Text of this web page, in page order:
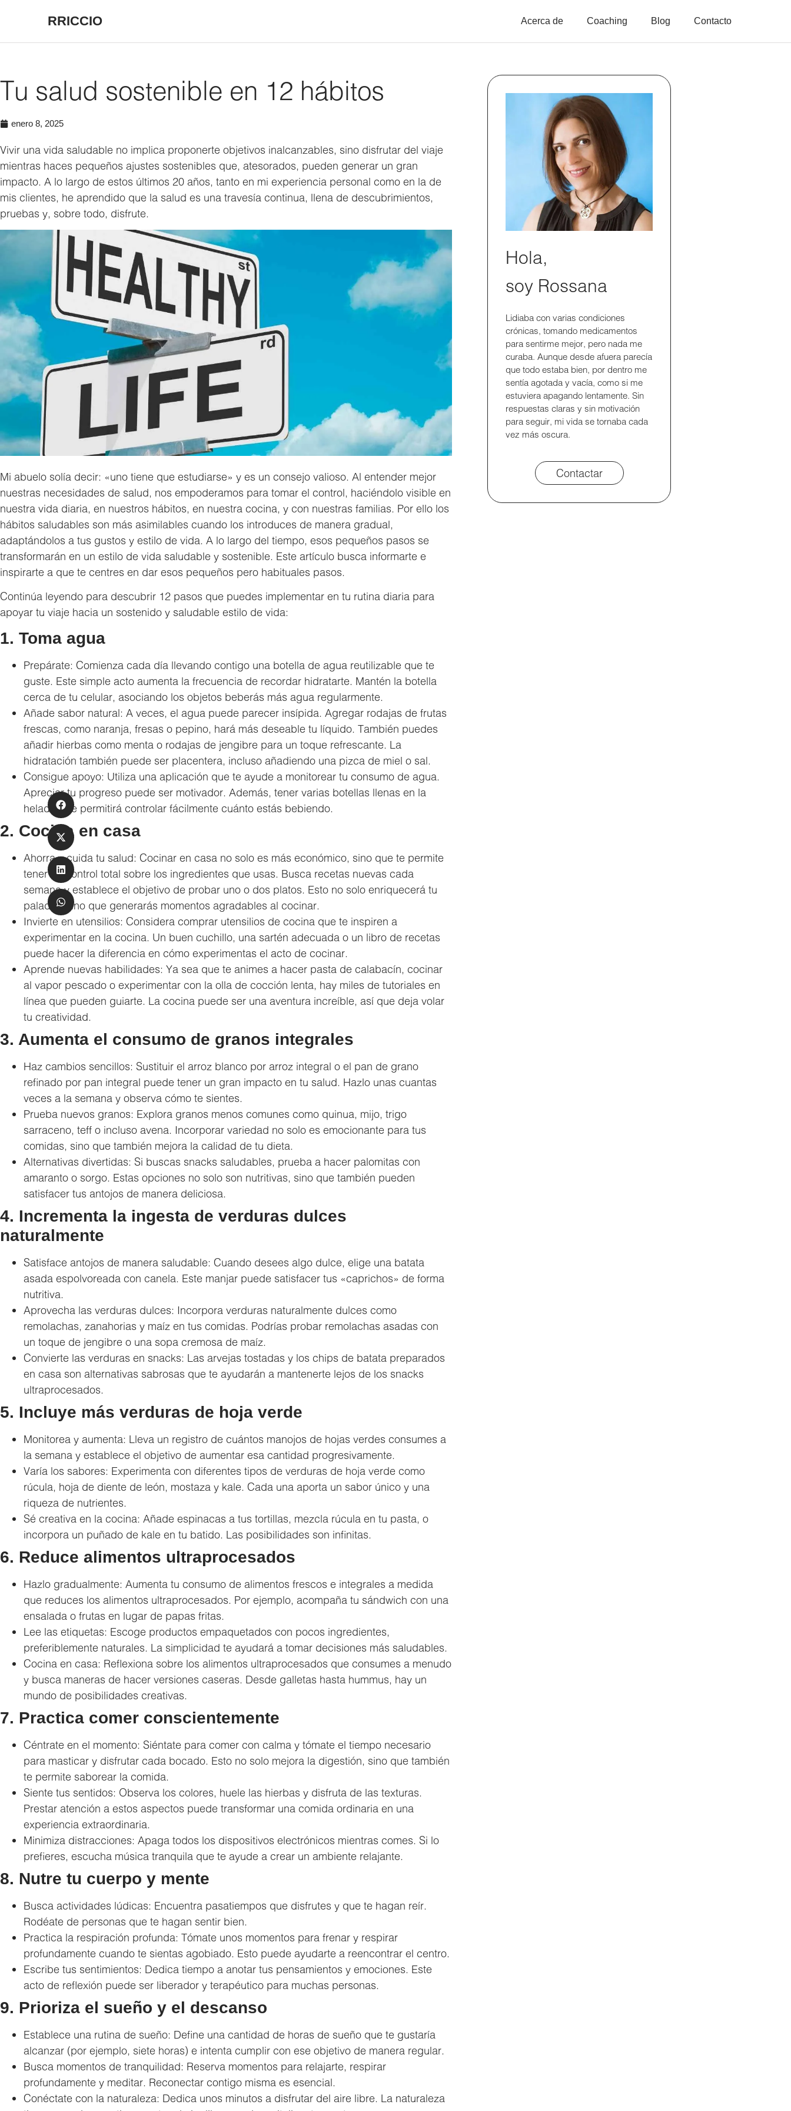
RRICCIO Acerca de Coaching Blog Contacto
Tu salud sostenible en 12 hábitos
enero 8, 2025
Vivir una vida saludable no implica proponerte objetivos inalcanzables, sino disfrutar del viaje
mientras haces pequeños ajustes sostenibles que, atesorados, pueden generar un gran
impacto. A lo largo de estos últimos 20 años, tanto en mi experiencia personal como en la de
mis clientes, he aprendido que la salud es una travesía continua, llena de descubrimientos,
pruebas y, sobre todo, disfrute.
Mi abuelo solía decir: «uno tiene que estudiarse» y es un consejo valioso. Al entender mejor
nuestras necesidades de salud, nos empoderamos para tomar el control, haciéndolo visible en
nuestra vida diaria, en nuestros hábitos, en nuestra cocina, y con nuestras familias. Por ello los
hábitos saludables son más asimilables cuando los introduces de manera gradual,
adaptándolos a tus gustos y estilo de vida. A lo largo del tiempo, esos pequeños pasos se
transformarán en un estilo de vida saludable y sostenible. Este artículo busca informarte e
inspirarte a que te centres en dar esos pequeños pero habituales pasos.
Continúa leyendo para descubrir 12 pasos que puedes implementar en tu rutina diaria para
apoyar tu viaje hacia un sostenido y saludable estilo de vida:
1. Toma agua
Prepárate: Comienza cada día llevando contigo una botella de agua reutilizable que te
guste. Este simple acto aumenta la frecuencia de recordar hidratarte. Mantén la botella
cerca de tu celular, asociando los objetos beberás más agua regularmente.
Añade sabor natural: A veces, el agua puede parecer insípida. Agregar rodajas de frutas
frescas, como naranja, fresas o pepino, hará más deseable tu líquido. También puedes
añadir hierbas como menta o rodajas de jengibre para un toque refrescante. La
hidratación también puede ser placentera, incluso añadiendo una pizca de miel o sal.
Consigue apoyo: Utiliza una aplicación que te ayude a monitorear tu consumo de agua.
Apreciar tu progreso puede ser motivador. Además, tener varias botellas llenas en la
heladera te permitirá controlar fácilmente cuánto estás bebiendo.
2. Cocina en casa
Ahorra y cuida tu salud: Cocinar en casa no solo es más económico, sino que te permite
tener un control total sobre los ingredientes que usas. Busca recetas nuevas cada
semana y establece el objetivo de probar uno o dos platos. Esto no solo enriquecerá tu
paladar, sino que generarás momentos agradables al cocinar.
Invierte en utensilios: Considera comprar utensilios de cocina que te inspiren a
experimentar en la cocina. Un buen cuchillo, una sartén adecuada o un libro de recetas
puede hacer la diferencia en cómo experimentas el acto de cocinar.
Aprende nuevas habilidades: Ya sea que te animes a hacer pasta de calabacín, cocinar
al vapor pescado o experimentar con la olla de cocción lenta, hay miles de tutoriales en
línea que pueden guiarte. La cocina puede ser una aventura increíble, así que deja volar
tu creatividad.
3. Aumenta el consumo de granos integrales
Haz cambios sencillos: Sustituir el arroz blanco por arroz integral o el pan de grano
refinado por pan integral puede tener un gran impacto en tu salud. Hazlo unas cuantas
veces a la semana y observa cómo te sientes.
Prueba nuevos granos: Explora granos menos comunes como quinua, mijo, trigo
sarraceno, teff o incluso avena. Incorporar variedad no solo es emocionante para tus
comidas, sino que también mejora la calidad de tu dieta.
Alternativas divertidas: Si buscas snacks saludables, prueba a hacer palomitas con
amaranto o sorgo. Estas opciones no solo son nutritivas, sino que también pueden
satisfacer tus antojos de manera deliciosa.
4. Incrementa la ingesta de verduras dulces
naturalmente
Satisface antojos de manera saludable: Cuando desees algo dulce, elige una batata
asada espolvoreada con canela. Este manjar puede satisfacer tus «caprichos» de forma
nutritiva.
Aprovecha las verduras dulces: Incorpora verduras naturalmente dulces como
remolachas, zanahorias y maíz en tus comidas. Podrías probar remolachas asadas con
un toque de jengibre o una sopa cremosa de maíz.
Convierte las verduras en snacks: Las arvejas tostadas y los chips de batata preparados
en casa son alternativas sabrosas que te ayudarán a mantenerte lejos de los snacks
ultraprocesados.
5. Incluye más verduras de hoja verde
Monitorea y aumenta: Lleva un registro de cuántos manojos de hojas verdes consumes a
la semana y establece el objetivo de aumentar esa cantidad progresivamente.
Varía los sabores: Experimenta con diferentes tipos de verduras de hoja verde como
rúcula, hoja de diente de león, mostaza y kale. Cada una aporta un sabor único y una
riqueza de nutrientes.
Sé creativa en la cocina: Añade espinacas a tus tortillas, mezcla rúcula en tu pasta, o
incorpora un puñado de kale en tu batido. Las posibilidades son infinitas.
6. Reduce alimentos ultraprocesados
Hazlo gradualmente: Aumenta tu consumo de alimentos frescos e integrales a medida
que reduces los alimentos ultraprocesados. Por ejemplo, acompaña tu sándwich con una
ensalada o frutas en lugar de papas fritas.
Lee las etiquetas: Escoge productos empaquetados con pocos ingredientes,
preferiblemente naturales. La simplicidad te ayudará a tomar decisiones más saludables.
Cocina en casa: Reflexiona sobre los alimentos ultraprocesados que consumes a menudo
y busca maneras de hacer versiones caseras. Desde galletas hasta hummus, hay un
mundo de posibilidades creativas.
7. Practica comer conscientemente
Céntrate en el momento: Siéntate para comer con calma y tómate el tiempo necesario
para masticar y disfrutar cada bocado. Esto no solo mejora la digestión, sino que también
te permite saborear la comida.
Siente tus sentidos: Observa los colores, huele las hierbas y disfruta de las texturas.
Prestar atención a estos aspectos puede transformar una comida ordinaria en una
experiencia extraordinaria.
Minimiza distracciones: Apaga todos los dispositivos electrónicos mientras comes. Si lo
prefieres, escucha música tranquila que te ayude a crear un ambiente relajante.
8. Nutre tu cuerpo y mente
Busca actividades lúdicas: Encuentra pasatiempos que disfrutes y que te hagan reír.
Rodéate de personas que te hagan sentir bien.
Practica la respiración profunda: Tómate unos momentos para frenar y respirar
profundamente cuando te sientas agobiado. Esto puede ayudarte a reencontrar el centro.
Escribe tus sentimientos: Dedica tiempo a anotar tus pensamientos y emociones. Este
acto de reflexión puede ser liberador y terapéutico para muchas personas.
9. Prioriza el sueño y el descanso
Establece una rutina de sueño: Define una cantidad de horas de sueño que te gustaría
alcanzar (por ejemplo, siete horas) e intenta cumplir con ese objetivo de manera regular.
Busca momentos de tranquilidad: Reserva momentos para relajarte, respirar
profundamente y meditar. Reconectar contigo misma es esencial.
Conéctate con la naturaleza: Dedica unos minutos a disfrutar del aire libre. La naturaleza
Hola,
soy Rossana
Lidiaba con varias condiciones
crónicas, tomando medicamentos
para sentirme mejor, pero nada me
curaba. Aunque desde afuera parecía
que todo estaba bien, por dentro me
sentía agotada y vacía, como si me
estuviera apagando lentamente. Sin
respuestas claras y sin motivación
para seguir, mi vida se tornaba cada
vez más oscura.
Contactar